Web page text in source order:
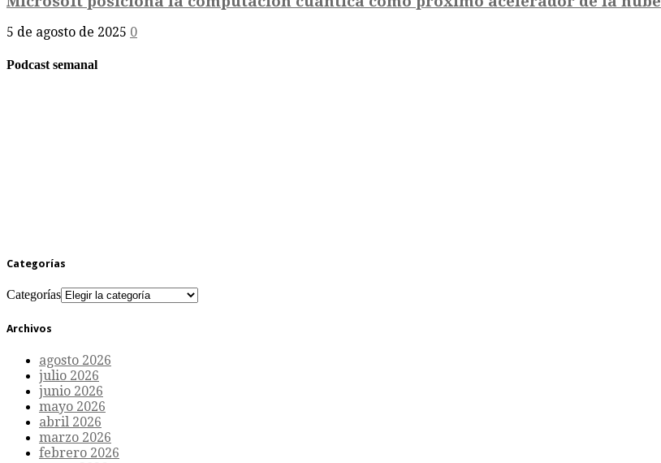
5 de agosto de 2025 0
Podcast semanal
Categorías
Categorías
Archivos
agosto 2026
julio 2026
junio 2026
mayo 2026
abril 2026
marzo 2026
febrero 2026